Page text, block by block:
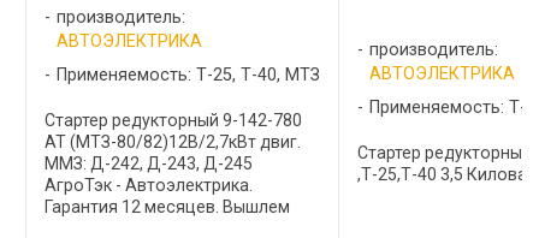
производитель:
АВТОЭЛЕКТРИКА
Стартер редукторный МТЗ
,Т-25,Т-40 3,5 Киловатт 124.3778 ...
АВТОЭЛЕКТРИКА
Применяемость: Т-
9-152-780 Стартер с
12В 2,8 /4,2 кВт МТЗ,
количество зубьев
правое Применяется